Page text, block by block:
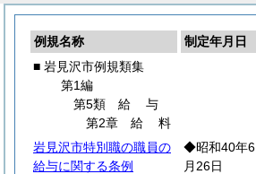
例規名称 制定年月日
■ 岩見沢市例規類集
第1編
第5類 給与
第2章 給料
岩見沢市特別職の職員の
給与に関する条例
◆昭和40年6
月26日